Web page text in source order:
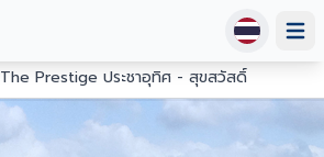
The Prestige ประชาอุทิศ - สุขสวัสดิ์